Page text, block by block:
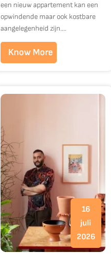
een nieuw appartement kan een
opwindende maar ook kostbare
aangelegenheid zijn.…
Know More
16
juli
2026